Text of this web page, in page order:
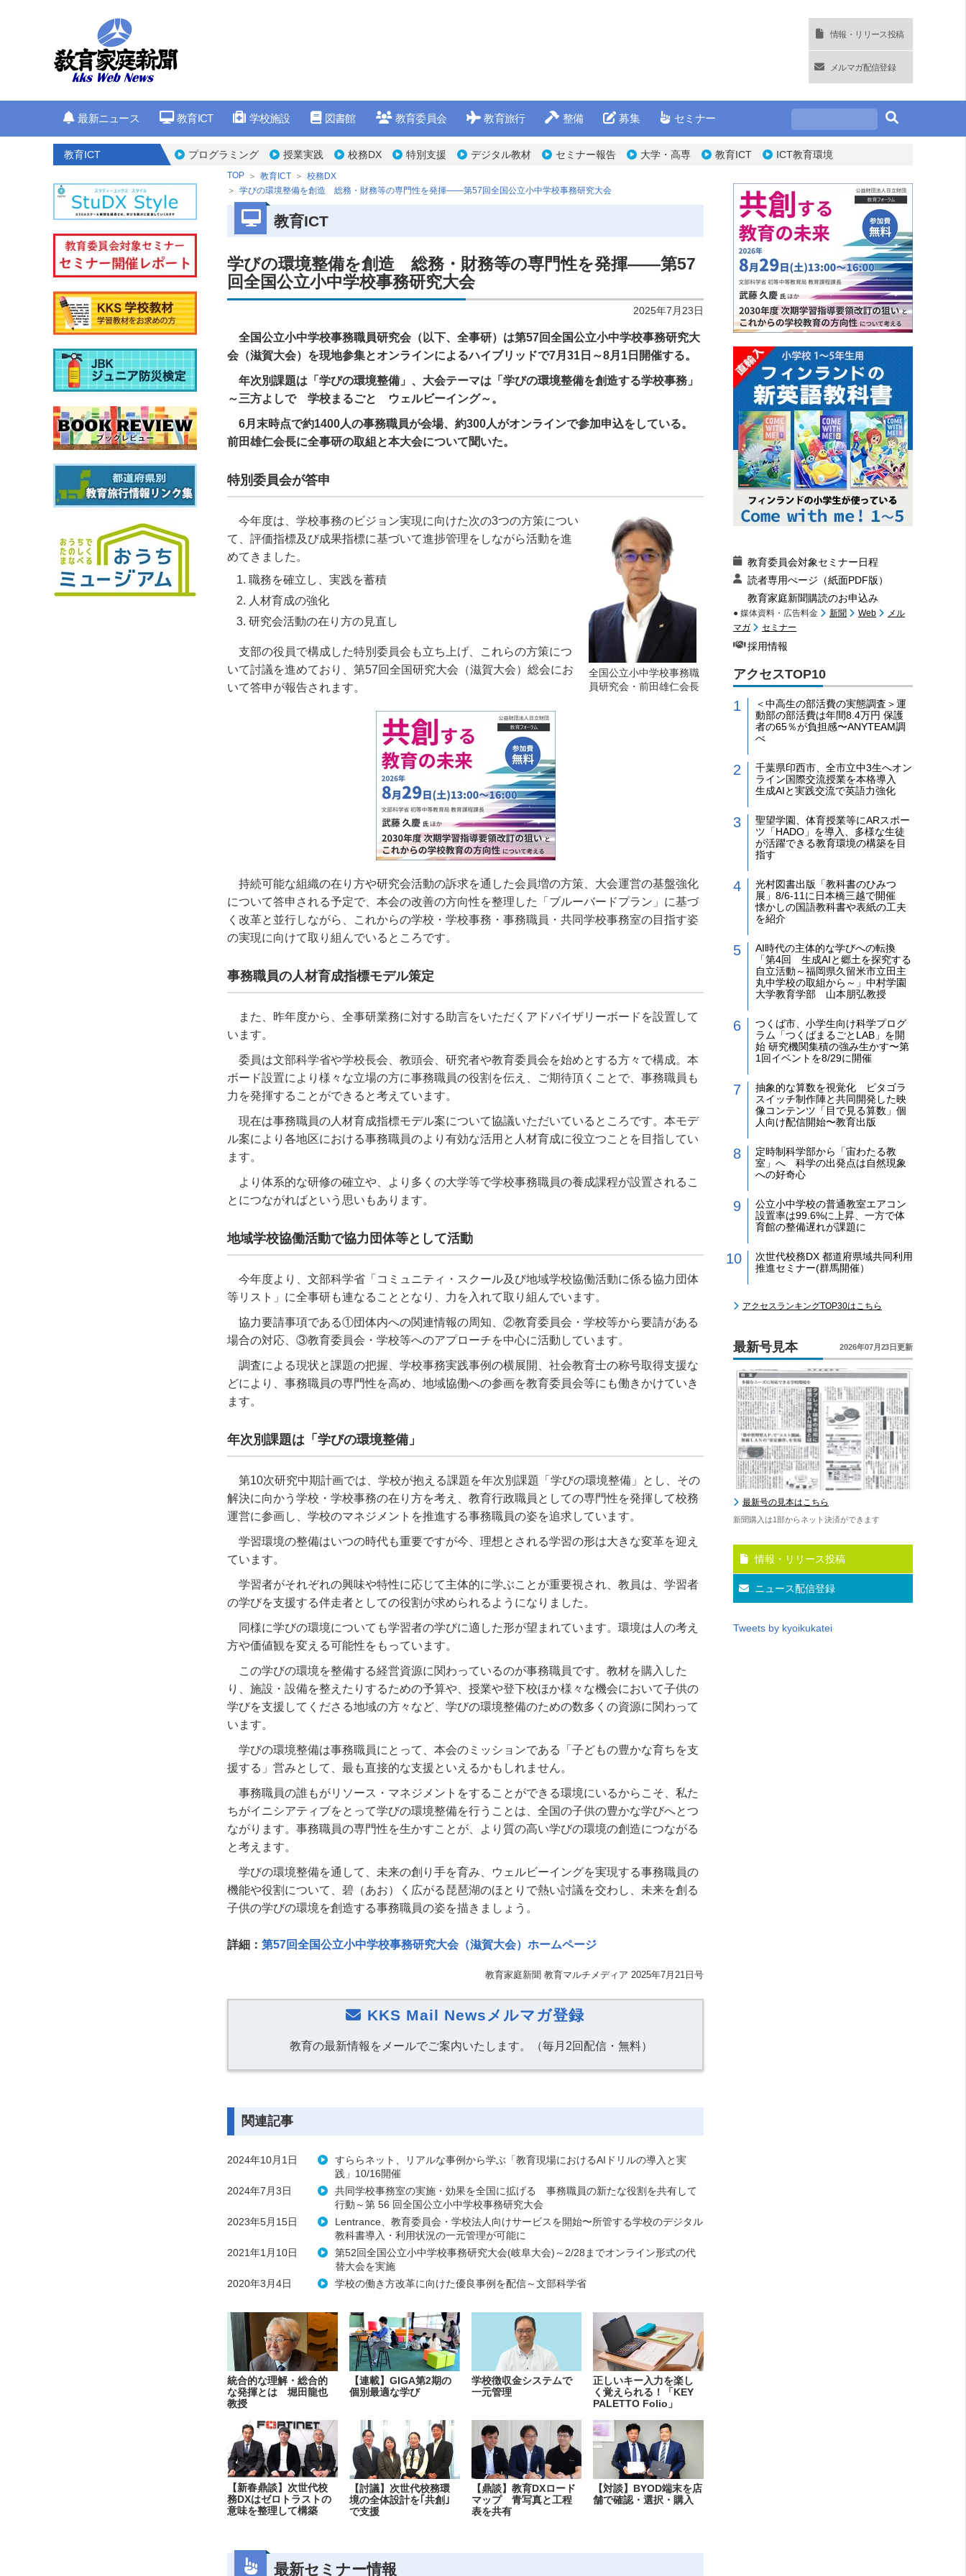
情報・リリース投稿
メルマガ配信登録
最新ニュース 教育ICT 学校施設 図書館 教育委員会 教育旅行 整備 募集 セミナー
教育ICT プログラミング 授業実践 校務DX 特別支援 デジタル教材 セミナー報告 大学・高専 教育ICT ICT教育環境
TOP 教育ICT
校務DX
学びの環境整備を創造 総務・財務等の専門性を発揮――第57回全国公立小中学校事務研究大会
教育ICT
学びの環境整備を創造 総務・財務等の専門性を発揮――第57
回全国公立小中学校事務研究大会
2025年7月23日
全国公立小中学校事務職員研究会（以下、全事研）は第57回全国公立小中学校事務研究大
会（滋賀大会）を現地参集とオンラインによるハイブリッドで7月31日～8月1日開催する。
年次別課題は「学びの環境整備」、大会テーマは「学びの環境整備を創造する学校事務」
～三方よしで 学校まるごと ウェルビーイング～。
6月末時点で約1400人の事務職員が会場、約300人がオンラインで参加申込をしている。
前田雄仁会長に全事研の取組と本大会について聞いた。
特別委員会が答申
全国公立小中学校事務職
員研究会・前田雄仁会長
今年度は、学校事務のビジョン実現に向けた次の3つの方策につい
て、評価指標及び成果指標に基づいて進捗管理をしながら活動を進
めてきました。
職務を確立し、実践を蓄積
人材育成の強化
研究会活動の在り方の見直し
支部の役員で構成した特別委員会も立ち上げ、これらの方策につ
いて討議を進めており、第57回全国研究大会（滋賀大会）総会にお
いて答申が報告されます。
持続可能な組織の在り方や研究会活動の訴求を通した会員増の方策、大会運営の基盤強化
について答申される予定で、本会の改善の方向性を整理した「ブルーバードプラン」に基づ
く改革と並行しながら、これからの学校・学校事務・事務職員・共同学校事務室の目指す姿
の実現に向けて取り組んでいるところです。
事務職員の人材育成指標モデル策定
また、昨年度から、全事研業務に対する助言をいただくアドバイザリーボードを設置して
います。
委員は文部科学省や学校長会、教頭会、研究者や教育委員会を始めとする方々で構成。本
ボード設置により様々な立場の方に事務職員の役割を伝え、ご期待頂くことで、事務職員も
力を発揮することができると考えています。
現在は事務職員の人材育成指標モデル案について協議いただいているところです。本モデ
ル案により各地区における事務職員のより有効な活用と人材育成に役立つことを目指してい
ます。
より体系的な研修の確立や、より多くの大学等で学校事務職員の養成課程が設置されるこ
とにつながればという思いもあります。
地域学校協働活動で協力団体等として活動
今年度より、文部科学省「コミュニティ・スクール及び地域学校協働活動に係る協力団体
等リスト」に全事研も連なることとなり、力を入れて取り組んでいます。
協力要請事項である①団体内への関連情報の周知、②教育委員会・学校等から要請がある
場合の対応、③教育委員会・学校等へのアプローチを中心に活動しています。
調査による現状と課題の把握、学校事務実践事例の横展開、社会教育士の称号取得支援な
どにより、事務職員の専門性を高め、地域協働への参画を教育委員会等にも働きかけていき
ます。
年次別課題は「学びの環境整備」
第10次研究中期計画では、学校が抱える課題を年次別課題「学びの環境整備」とし、その
解決に向かう学校・学校事務の在り方を考え、教育行政職員としての専門性を発揮して校務
運営に参画し、学校のマネジメントを推進する事務職員の姿を追求しています。
学習環境の整備はいつの時代も重要ですが今、理想とされる学習の形は大きな変革を迎え
ています。
学習者がそれぞれの興味や特性に応じて主体的に学ぶことが重要視され、教員は、学習者
の学びを支援する伴走者としての役割が求められるようになりました。
同様に学びの環境についても学習者の学びに適した形が望まれています。環境は人の考え
方や価値観を変える可能性をもっています。
この学びの環境を整備する経営資源に関わっているのが事務職員です。教材を購入した
り、施設・設備を整えたりするための予算や、授業や登下校ほか様々な機会において子供の
学びを支援してくださる地域の方々など、学びの環境整備のための数多くの資源に関わって
います。
学びの環境整備は事務職員にとって、本会のミッションである「子どもの豊かな育ちを支
援する」営みとして、最も直接的な支援といえるかもしれません。
事務職員の誰もがリソース・マネジメントをすることができる環境にいるからこそ、私た
ちがイニシアティブをとって学びの環境整備を行うことは、全国の子供の豊かな学びへとつ
ながります。事務職員の専門性を生かすことが、より質の高い学びの環境の創造につながる
と考えます。
学びの環境整備を通して、未来の創り手を育み、ウェルビーイングを実現する事務職員の
機能や役割について、碧（あお）く広がる琵琶湖のほとりで熱い討議を交わし、未来を創る
子供の学びの環境を創造する事務職員の姿を描きましょう。
詳細： 第57回全国公立小中学校事務研究大会（滋賀大会）ホームページ
教育家庭新聞 教育マルチメディア 2025年7月21日号
KKS Mail Newsメルマガ登録
教育の最新情報をメールでご案内いたします。（毎月2回配信・無料）
関連記事
2024年10月1日
すららネット、リアルな事例から学ぶ「教育現場におけるAIドリルの導入と実
践」10/16開催
2024年7月3日
共同学校事務室の実施・効果を全国に拡げる 事務職員の新たな役割を共有して
行動～第 56 回全国公立小中学校事務研究大会
2023年5月15日
Lentrance、教育委員会・学校法人向けサービスを開始〜所管する学校のデジタル
教科書導入・利用状況の一元管理が可能に
2021年1月10日
第52回全国公立小中学校事務研究大会(岐阜大会)～2/28までオンライン形式の代
替大会を実施
2020年3月4日
学校の働き方改革に向けた優良事例を配信～文部科学省
統合的な理解・総合的
な発揮とは 堀田龍也
教授
【連載】GIGA第2期の
個別最適な学び
学校徴収金システムで
一元管理
正しいキー入力を楽し
く覚えられる！「KEY
PALETTO Folio」
【新春鼎談】次世代校
務DXはゼロトラストの
意味を整理して構築
【討議】次世代校務環
境の全体設計を｢共創｣
で支援
【鼎談】教育DXロード
マップ 青写真と工程
表を共有
【対談】BYOD端末を店
舗で確認・選択・購入
最新セミナー情報
教育委員会対象セミナー日程
読者専用ぺージ（紙面PDF版）
教育家庭新聞購読のお申込み
● 媒体資料・広告料金 新聞 Web
メル
マガ
セミナー
採用情報
アクセスTOP10
＜中高生の部活費の実態調査＞運
動部の部活費は年間8.4万円 保護
者の65％が負担感〜ANYTEAM調
べ
千葉県印西市、全市立中3生へオン
ライン国際交流授業を本格導入
生成AIと実践交流で英語力強化
聖望学園、体育授業等にARスポー
ツ「HADO」を導入、多様な生徒
が活躍できる教育環境の構築を目
指す
光村図書出版「教科書のひみつ
展」8/6-11に日本橋三越で開催
懐かしの国語教科書や表紙の工夫
を紹介
AI時代の主体的な学びへの転換
「第4回 生成AIと郷土を探究する
自立活動～福岡県久留米市立田主
丸中学校の取組から～」中村学園
大学教育学部 山本朋弘教授
つくば市、小学生向け科学プログ
ラム「つくばまるごとLAB」を開
始 研究機関集積の強み生かす〜第
1回イベントを8/29に開催
抽象的な算数を視覚化 ピタゴラ
スイッチ制作陣と共同開発した映
像コンテンツ「目で見る算数」個
人向け配信開始〜教育出版
定時制科学部から「宙わたる教
室」へ 科学の出発点は自然現象
への好奇心
公立小中学校の普通教室エアコン
設置率は99.6%に上昇、一方で体
育館の整備遅れが課題に
次世代校務DX 都道府県域共同利用
推進セミナー(群馬開催）
アクセスランキングTOP30はこちら
最新号見本 2026年07月23日更新
最新号の見本はこちら
新聞購入は1部からネット決済ができます
情報・リリース投稿
ニュース配信登録
Tweets by kyoikukatei